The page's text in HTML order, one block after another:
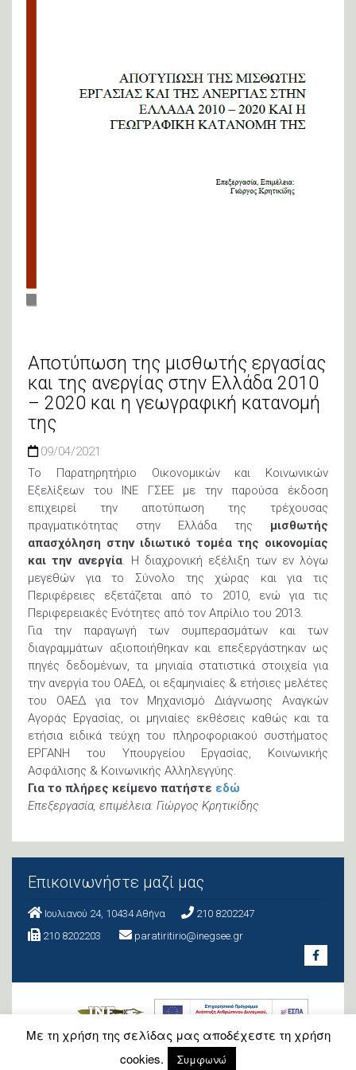
Αποτύπωση της μισθωτής εργασίας
και της ανεργίας στην Ελλάδα 2010
– 2020 και η γεωγραφική κατανομή
της
09/04/2021
Το Παρατηρητήριο Οικονομικών και Κοινωνικών
Εξελίξεων του ΙΝΕ ΓΣΕΕ με την παρούσα έκδοση
επιχειρεί την αποτύπωση της τρέχουσας
πραγματικότητας στην Ελλάδα της μισθωτής
απασχόληση στην ιδιωτικό τομέα της οικονομίας
και την ανεργία. Η διαχρονική εξέλιξη των εν λόγω
μεγεθών για το Σύνολο της χώρας και για τις
Περιφέρειες εξετάζεται από το 2010, ενώ για τις
Περιφερειακές Ενότητες από τον Απρίλιο του 2013.
Για την παραγωγή των συμπερασμάτων και των
διαγραμμάτων αξιοποιήθηκαν και επεξεργάστηκαν ως
πηγές δεδομένων, τα μηνιαία στατιστικά στοιχεία για
την ανεργία του ΟΑΕΔ, οι εξαμηνιαίες & ετήσιες μελέτες
του ΟΑΕΔ για τον Μηχανισμό Διάγνωσης Αναγκών
Αγοράς Εργασίας, οι μηνιαίες εκθέσεις καθώς και τα
ετήσια ειδικά τεύχη του πληροφοριακού συστήματος
ΕΡΓΑΝΗ του Υπουργείου Εργασίας, Κοινωνικής
Ασφάλισης & Κοινωνικής Αλληλεγγύης.
Για το πλήρες κείμενο πατήστε εδώ
Επεξεργασία, επιμέλεια: Γιώργος Κρητικίδης
Επικοινωνήστε μαζί μας
Ιουλιανού 24, 10434 Aθήνα
210 8202247
210 8202203
paratiritirio@inegsee.gr
Με τη χρήση της σελίδας μας αποδέχεστε τη χρήση
cookies.
Συμφωνώ